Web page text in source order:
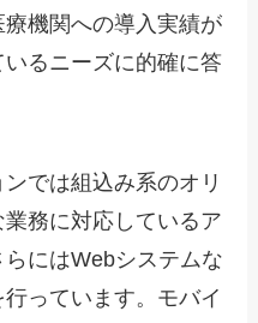
機関への導入実績が
るニーズに的確に答
では組込み系のオリ
務に対応しているア
にはWebシステムな
っています。モバイ